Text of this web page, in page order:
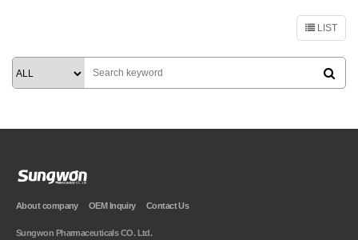
LIST
About company OEM Inquiry Contact Us
Sungwon Pharmaceuticals CO. Ltd.